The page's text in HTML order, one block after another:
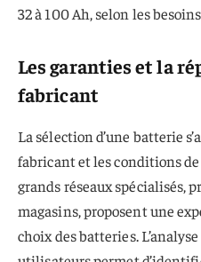
32 à 100 Ah, selon les
Les garanties et la
fabricant
La sélection d’une batterie
fabricant et les conditions
grands réseaux spécialisés,
magasins, proposent une
choix des batteries.